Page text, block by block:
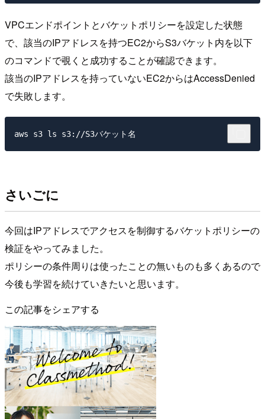
VPCエンドポイントとバケットポリシーを設定した状態
で、該当のIPアドレスを持つEC2からS3バケット内を以下
のコマンドで覗くと成功することが確認できます。
該当のIPアドレスを持っていないEC2からはAccessDenied
で失敗します。
さいごに
今回はIPアドレスでアクセスを制御するバケットポリシーの
検証をやってみました。
ポリシーの条件周りは使ったことの無いものも多くあるので
今後も学習を続けていきたいと思います。
この記事をシェアする